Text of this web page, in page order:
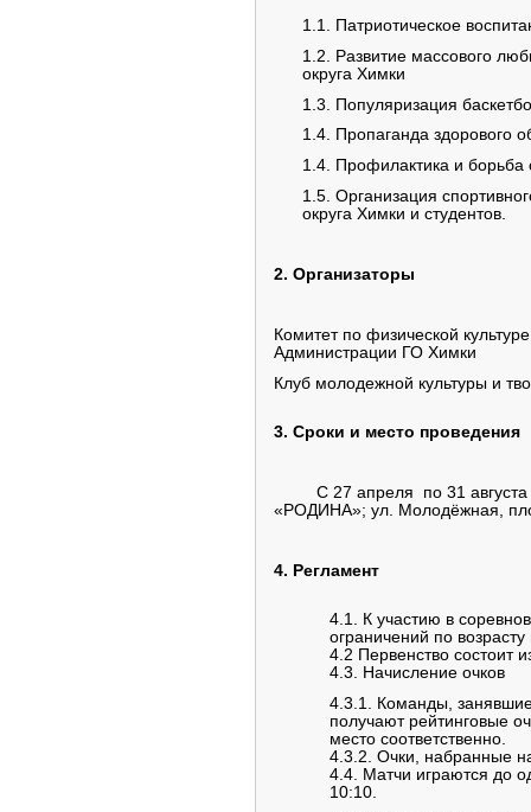
1.1. Патриотическое
1.2. Развитие массового
округа Химки
1.3. Популяризация
1.4. Пропаганда здорового
1.4. Профилактика и
1.5. Организация
округа Химки и студентов.
2. Организаторы
Комитет по физической
Администрации ГО Химки
Клуб молодежной культуры и
3. Сроки и место проведения
С 27 апреля по 31 августа
«РОДИНА»; ул. Молодёжная,
4. Регламент
4.1. К участию в
ограничений по
4.2 Первенство состоит
4.3. Начисление очков
4.3.1. Команды,
получают рейтинговые
место соответственно.
4.3.2. Очки, набранные
4.4. Матчи играются до
10:10.